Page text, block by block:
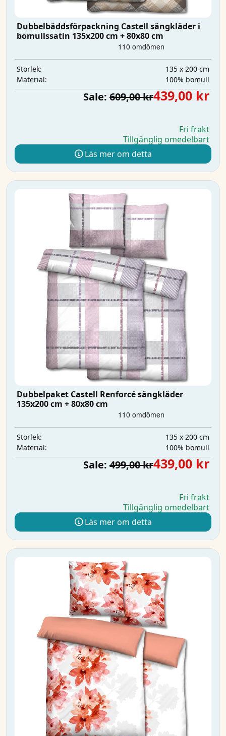
Dubbelbäddsförpackning Castell sängkläder i
bomullssatin 135x200 cm + 80x80 cm
Storlek:
135 x 200 cm
Material:
100% bomull
Sale: 609,00 kr439,00 kr
Fri frakt
Tillgänglig omedelbart
Läs mer om detta
Dubbelpaket Castell Renforcé sängkläder
135x200 cm + 80x80 cm
Storlek:
135 x 200 cm
Material:
100% bomull
Sale: 499,00 kr439,00 kr
Fri frakt
Tillgänglig omedelbart
Läs mer om detta